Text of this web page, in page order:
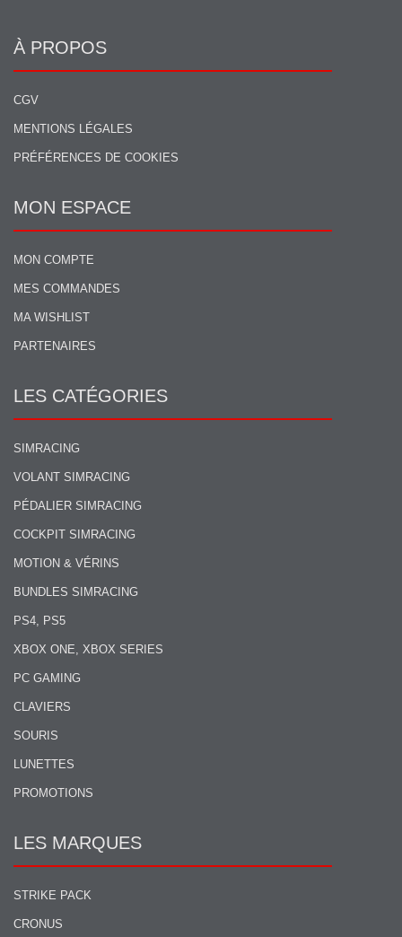
À PROPOS
CGV
MENTIONS LÉGALES
PRÉFÉRENCES DE COOKIES
MON ESPACE
MON COMPTE
MES COMMANDES
MA WISHLIST
PARTENAIRES
LES CATÉGORIES
SIMRACING
VOLANT SIMRACING
PÉDALIER SIMRACING
COCKPIT SIMRACING
MOTION & VÉRINS
BUNDLES SIMRACING
PS4, PS5
XBOX ONE, XBOX SERIES
PC GAMING
CLAVIERS
SOURIS
LUNETTES
PROMOTIONS
LES MARQUES
STRIKE PACK
CRONUS